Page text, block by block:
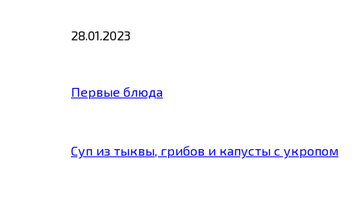
28.01.2023
Первые блюда
Суп из тыквы, грибов и капусты с укропом